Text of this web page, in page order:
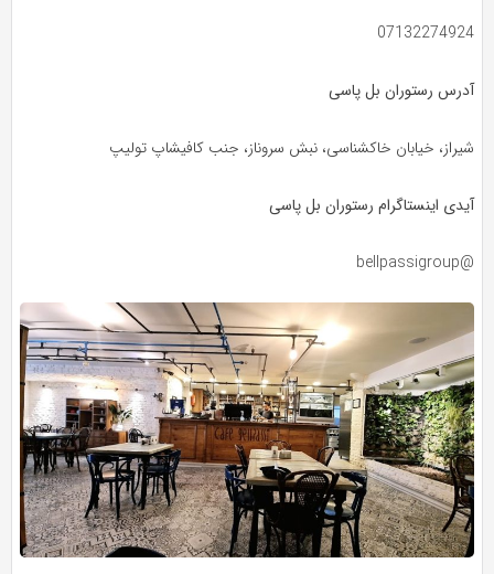
07132274924
آدرس رستوران بل پاسی
شیراز، خیابان خاکشناسی، نبش سروناز، جنب کافیشاپ تولیپ
آیدی اینستاگرام رستوران بل پاسی
@bellpassigroup